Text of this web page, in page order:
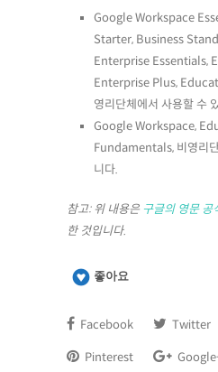
Google Workspace
Starter, Business
Enterprise Essentials,
Enterprise Plus,
영리단체에서 사용할 수
Google Workspace,
Fundamentals, 비영리
니다.
참고: 위 내용은 구글의 영문 공
한 것입니다.
좋아요
Facebook Twitter
Pinterest